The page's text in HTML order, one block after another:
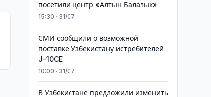
посетили центр «Алтын Балалык»
15:30 · 31/07
СМИ сообщили о возможной
поставке Узбекистану истребителей
J-10CE
10:00 · 31/07
В Узбекистане предложили изменить